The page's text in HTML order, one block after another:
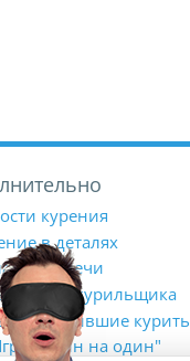
курения
в деталях
встречи
курильщика
бросившие курить
"Один на один"